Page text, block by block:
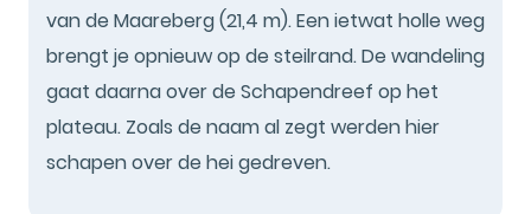
van de Maareberg (21,4 m). Een ietwat holle weg
brengt je opnieuw op de steilrand. De wandeling
gaat daarna over de Schapendreef op het
plateau. Zoals de naam al zegt werden hier
schapen over de hei gedreven.